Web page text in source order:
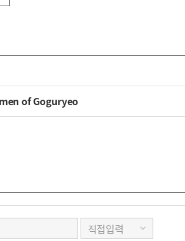
of Goguryeo